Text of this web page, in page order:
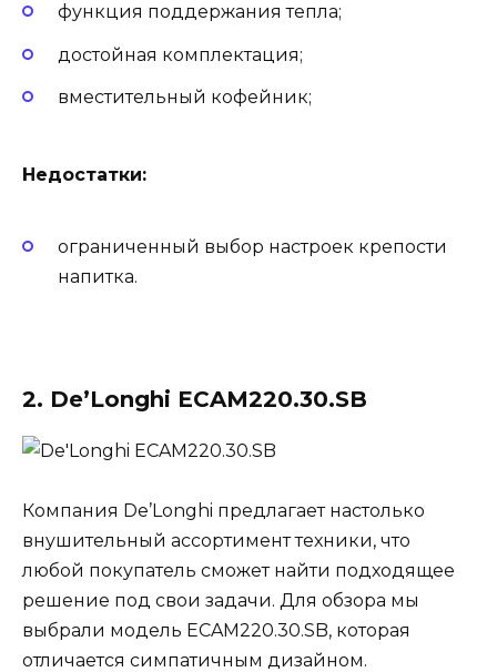
функция поддержания тепла;
достойная комплектация;
вместительный кофейник;
Недостатки:
ограниченный выбор настроек крепости
напитка.
2. De’Longhi ECAM220.30.SB
Компания De’Longhi предлагает настолько
внушительный ассортимент техники, что
любой покупатель сможет найти подходящее
решение под свои задачи. Для обзора мы
выбрали модель ECAM220.30.SB, которая
отличается симпатичным дизайном.